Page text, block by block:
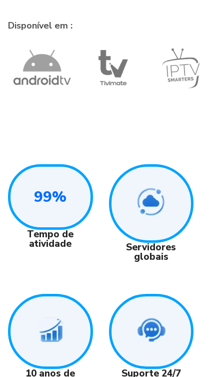
Disponível em :
99%
Tempo de
atividade Servidores
globais
10 anos de Suporte 24/7